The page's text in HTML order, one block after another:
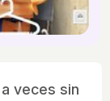
veces sin